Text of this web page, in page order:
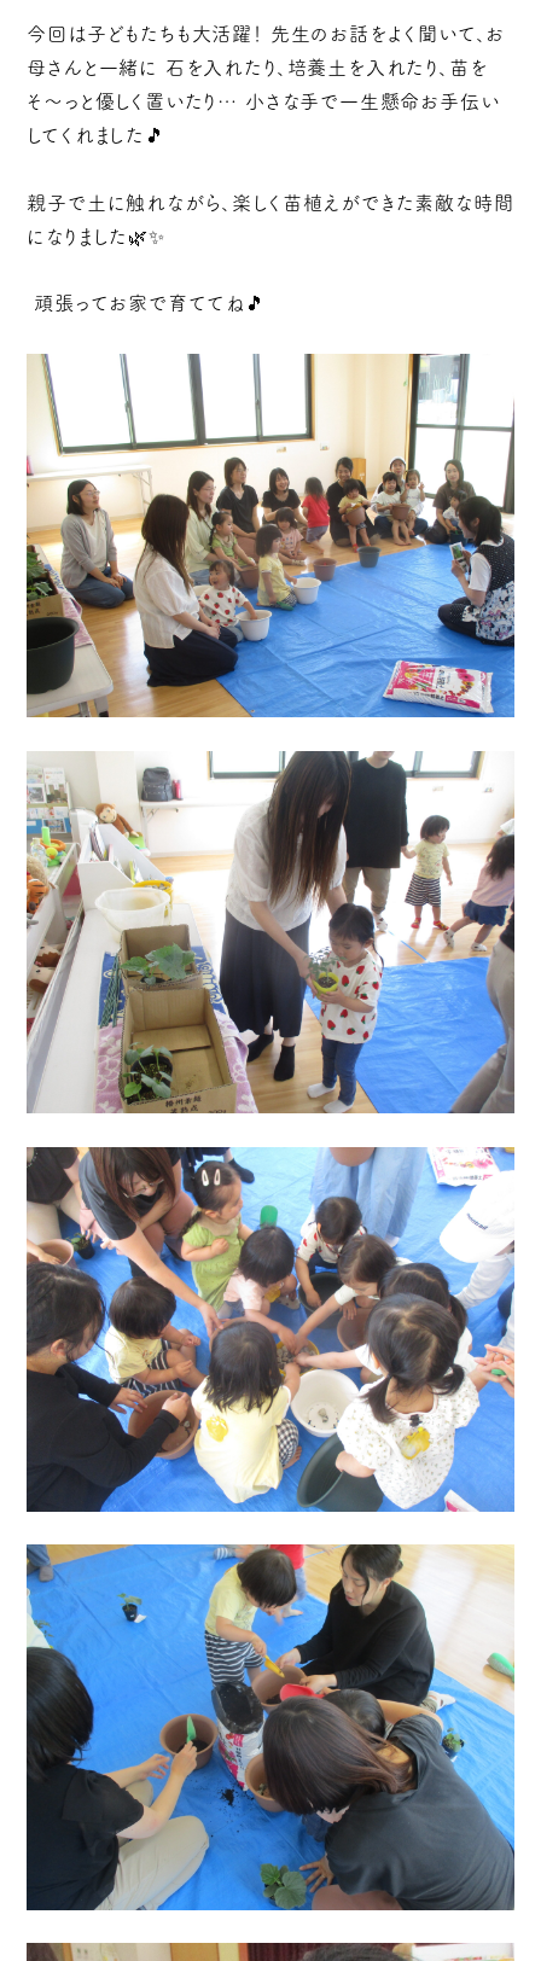
今回は子どもたちも大活躍！ 先生のお話をよく聞いて、お
母さんと一緒に 石を入れたり、培養土を入れたり、苗を
そ〜っと優しく置いたり… 小さな手で一生懸命お手伝い
してくれました🎵
親子で土に触れながら、楽しく苗植えができた素敵な時間
になりました🌿✨
頑張ってお家で育ててね🎵